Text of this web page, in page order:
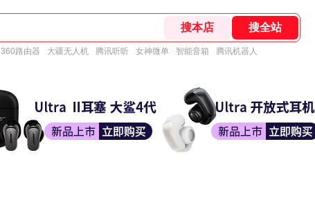
360路由器 大疆无人机 腾讯听听 女神微单 智能音箱 腾讯机器人